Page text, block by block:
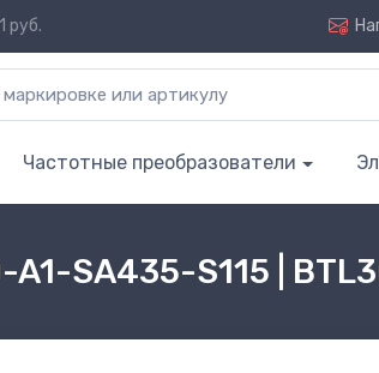
руб.
Частотные преобразователи
A1-SA435-S115 |